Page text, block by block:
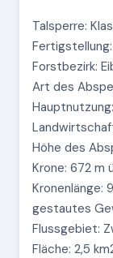
Talsperre:
Fertigstellung:
Forstbezirk:
Art des
Höhe des
Krone: 672 m
Kronenlänge:
gestautes
Flussgebiet:
Fläche: 2,5